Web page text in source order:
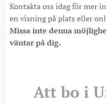
Kontakta oss idag för mer
en visning på plats eller
Missa inte denna
väntar på dig.
🌴 Att bo i